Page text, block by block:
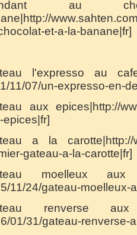
au
et-a-la-banane|fr]
l'expresso au
11/07/un-expresso-en-
aux epices|http://
epices|fr]
a la carotte|http://
gateau-a-la-carotte|fr]
moelleux aux
11/24/gateau-moelleux-
renverse aux
01/31/gateau-renverse-